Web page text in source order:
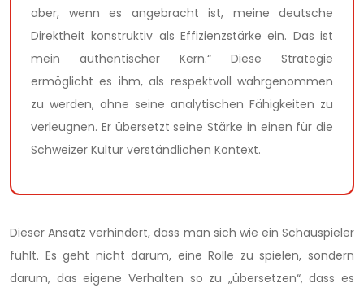
aber, wenn es angebracht ist, meine deutsche
Direktheit konstruktiv als Effizienzstärke ein. Das ist
mein authentischer Kern.“ Diese Strategie
ermöglicht es ihm, als respektvoll wahrgenommen
zu werden, ohne seine analytischen Fähigkeiten zu
verleugnen. Er übersetzt seine Stärke in einen für die
Schweizer Kultur verständlichen Kontext.
Dieser Ansatz verhindert, dass man sich wie ein Schauspieler
fühlt. Es geht nicht darum, eine Rolle zu spielen, sondern
darum, das eigene Verhalten so zu „übersetzen“, dass es